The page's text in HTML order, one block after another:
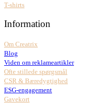
T-shirts
Information
Om Creatrix
Blog
Viden om reklameartikler
Ofte stillede spørgsmål
CSR & Bæredygtighed
ESG-engagement
Gavekort